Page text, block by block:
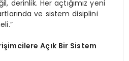
derinlik. Her açtığımız yeni
ve sistem disiplini
Açık Bir Sistem